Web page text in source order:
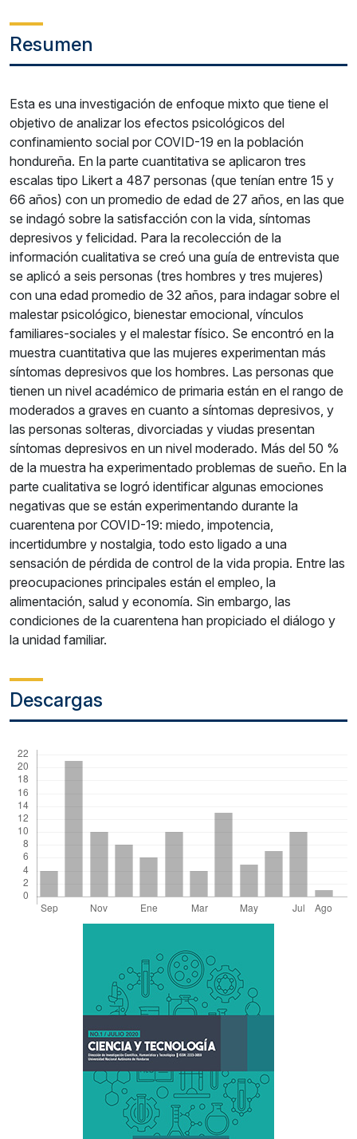
Resumen
Esta es una investigación de enfoque mixto que tiene el
objetivo de analizar los efectos psicológicos del
confinamiento social por COVID-19 en la población
hondureña. En la parte cuantitativa se aplicaron tres
escalas tipo Likert a 487 personas (que tenían entre 15 y
66 años) con un promedio de edad de 27 años, en las que
se indagó sobre la satisfacción con la vida, síntomas
depresivos y felicidad. Para la recolección de la
información cualitativa se creó una guía de entrevista que
se aplicó a seis personas (tres hombres y tres mujeres)
con una edad promedio de 32 años, para indagar sobre el
malestar psicológico, bienestar emocional, vínculos
familiares-sociales y el malestar físico. Se encontró en la
muestra cuantitativa que las mujeres experimentan más
síntomas depresivos que los hombres. Las personas que
tienen un nivel académico de primaria están en el rango de
moderados a graves en cuanto a síntomas depresivos, y
las personas solteras, divorciadas y viudas presentan
síntomas depresivos en un nivel moderado. Más del 50 %
de la muestra ha experimentado problemas de sueño. En la
parte cualitativa se logró identificar algunas emociones
negativas que se están experimentando durante la
cuarentena por COVID-19: miedo, impotencia,
incertidumbre y nostalgia, todo esto ligado a una
sensación de pérdida de control de la vida propia. Entre las
preocupaciones principales están el empleo, la
alimentación, salud y economía. Sin embargo, las
condiciones de la cuarentena han propiciado el diálogo y
la unidad familiar.
Descargas